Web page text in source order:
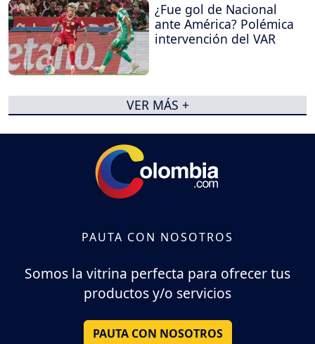
¿Fue gol de Nacional
ante América? Polémica
intervención del VAR
VER MÁS +
PAUTA CON NOSOTROS
Somos la vitrina perfecta para ofrecer tus
productos y/o servicios
PAUTA CON NOSOTROS